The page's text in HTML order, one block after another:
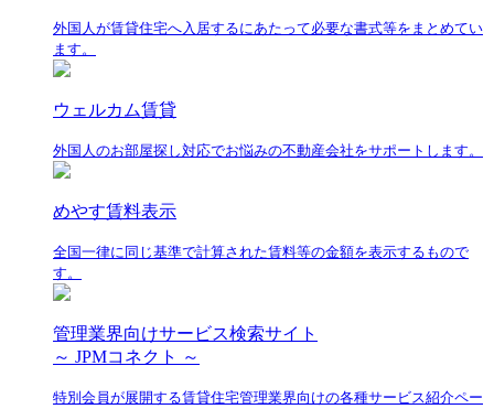
外国人が賃貸住宅へ入居するにあたって必要な書式等をまとめてい
ます。
ウェルカム賃貸
外国人のお部屋探し対応でお悩みの不動産会社をサポートします。
めやす賃料表示
全国一律に同じ基準で計算された賃料等の金額を表示するもので
す。
管理業界向けサービス検索サイト
～ JPMコネクト ～
特別会員が展開する賃貸住宅管理業界向けの各種サービス紹介ペー